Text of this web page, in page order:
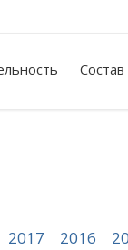
Состав
2017 2016